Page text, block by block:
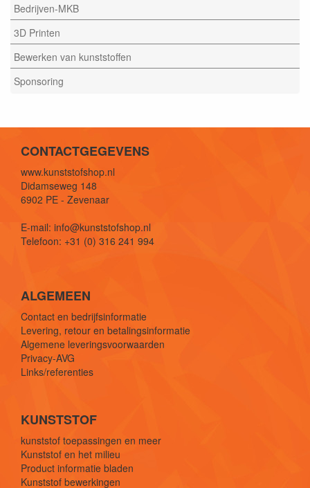
Bedrijven-MKB
3D Printen
Bewerken van kunststoffen
Sponsoring
CONTACTGEGEVENS
www.kunststofshop.nl
Didamseweg 148
6902 PE - Zevenaar
E-mail: info@kunststofshop.nl
Telefoon: +31 (0) 316 241 994
ALGEMEEN
Contact en bedrijfsinformatie
Levering, retour en betalingsinformatie
Algemene leveringsvoorwaarden
Privacy-AVG
Links/referenties
KUNSTSTOF
kunststof toepassingen en meer
Kunststof en het milieu
Product informatie bladen
Kunststof bewerkingen